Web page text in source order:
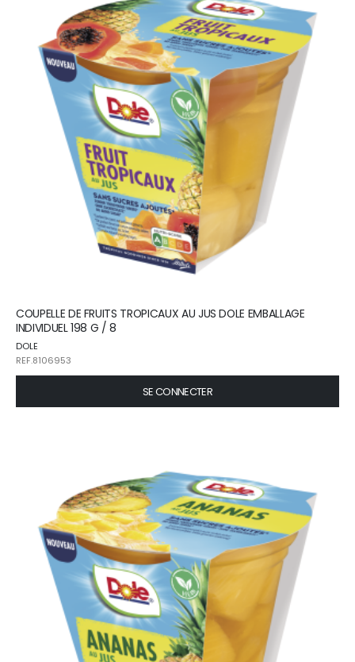
COUPELLE DE FRUITS TROPICAUX AU JUS DOLE EMBALLAGE
INDIVIDUEL 198 G / 8
DOLE
REF.8106953
SE CONNECTER